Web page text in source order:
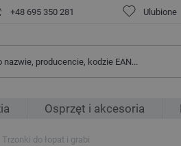
+48 695 350 281 Ulubione
Osprzęt i akcesoria
Trzonki do łopat i grabi